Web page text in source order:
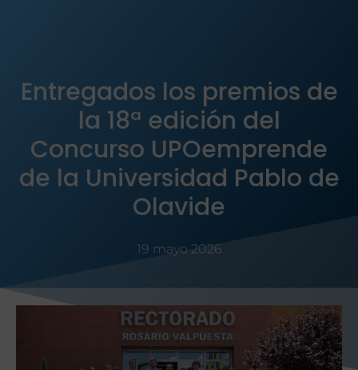
Entregados los premios de
la 18ª edición del
Concurso UPOemprende
de la Universidad Pablo de
Olavide
19 mayo 2026